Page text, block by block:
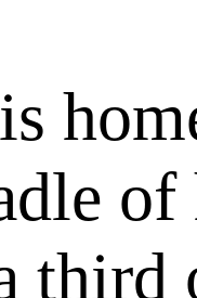
third